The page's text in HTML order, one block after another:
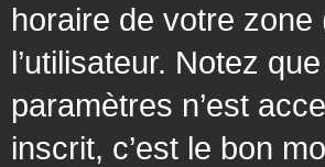
horaire de votre
l’utilisateur. Notez
paramètres n’est
inscrit, c’est le bon